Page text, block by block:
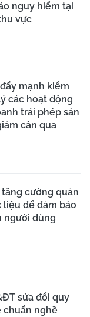
nguy hiểm tại
vực
mạnh kiểm
các hoạt động
trái phép sản
cân qua
tăng cường quản
liệu để đảm bảo
người dùng
sửa đổi quy
chuẩn nghề